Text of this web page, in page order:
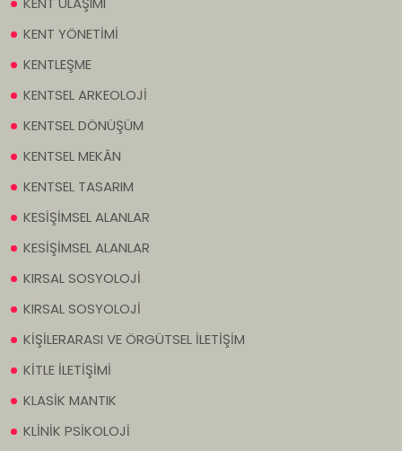
KENT YÖNETİMİ
KENTLEŞME
KENTSEL ARKEOLOJİ
KENTSEL DÖNÜŞÜM
KENTSEL MEKÂN
KENTSEL TASARIM
KESİŞİMSEL ALANLAR
KESİŞİMSEL ALANLAR
KIRSAL SOSYOLOJİ
KIRSAL SOSYOLOJİ
KİŞİLERARASI VE ÖRGÜTSEL İLETİŞİM
KİTLE İLETİŞİMİ
KLASİK MANTIK
KLİNİK PSİKOLOJİ